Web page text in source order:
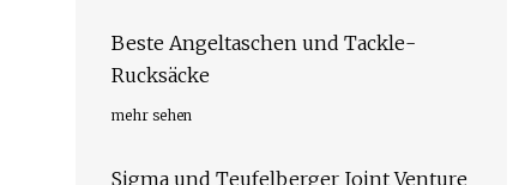
Beste Angeltaschen und Tackle-
Rucksäcke
mehr sehen
Sigma und Teufelberger Joint Venture